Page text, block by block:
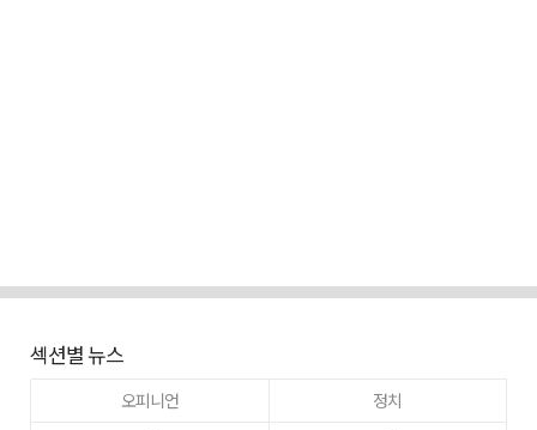
섹션별 뉴스
오피니언
정치